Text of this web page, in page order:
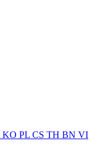
KO PL CS TH BN VI